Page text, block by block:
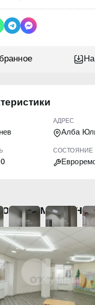
АДРЕС
Алба
СОСТОЯНИЕ